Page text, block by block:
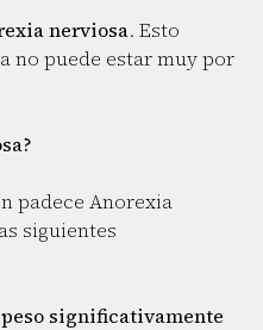
nerviosa. Esto
no puede estar muy por
padece Anorexia
siguientes
peso significativamente